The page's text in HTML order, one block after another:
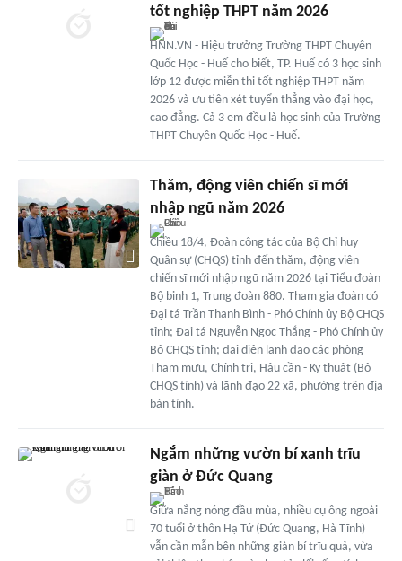
tốt nghiệp THPT năm 2026
HNN.VN - Hiệu trưởng Trường THPT Chuyên
Quốc Học - Huế cho biết, TP. Huế có 3 học sinh
lớp 12 được miễn thi tốt nghiệp THPT năm
2026 và ưu tiên xét tuyển thẳng vào đại học,
cao đẳng. Cả 3 em đều là học sinh của Trường
THPT Chuyên Quốc Học - Huế.
Thăm, động viên chiến sĩ mới
nhập ngũ năm 2026
Chiều 18/4, Đoàn công tác của Bộ Chỉ huy
Quân sự (CHQS) tỉnh đến thăm, động viên
chiến sĩ mới nhập ngũ năm 2026 tại Tiểu đoàn
Bộ binh 1, Trung đoàn 880. Tham gia đoàn có
Đại tá Trần Thanh Bình - Phó Chính ủy Bộ CHQS
tỉnh; Đại tá Nguyễn Ngọc Thắng - Phó Chính ủy
Bộ CHQS tỉnh; đại diện lãnh đạo các phòng
Tham mưu, Chính trị, Hậu cần - Kỹ thuật (Bộ
CHQS tỉnh) và lãnh đạo 22 xã, phường trên địa
bàn tỉnh.
Ngắm những vườn bí xanh trĩu
giàn ở Đức Quang
Giữa nắng nóng đầu mùa, nhiều cụ ông ngoài
70 tuổi ở thôn Hạ Tứ (Đức Quang, Hà Tĩnh)
vẫn cần mẫn bên những giàn bí trĩu quả, vừa